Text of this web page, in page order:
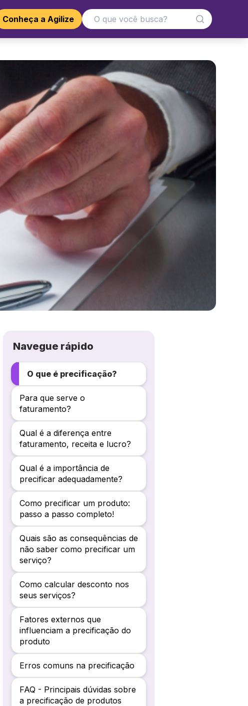
Conheça a Agilize
Navegue rápido
O que é precificação?
Para que serve o
faturamento?
Qual é a diferença entre
faturamento, receita e lucro?
Qual é a importância de
precificar adequadamente?
Como precificar um produto:
passo a passo completo!
Quais são as consequências de
não saber como precificar um
serviço?
Como calcular desconto nos
seus serviços?
Fatores externos que
influenciam a precificação do
produto
Erros comuns na precificação
FAQ - Principais dúvidas sobre
a precificação de produtos